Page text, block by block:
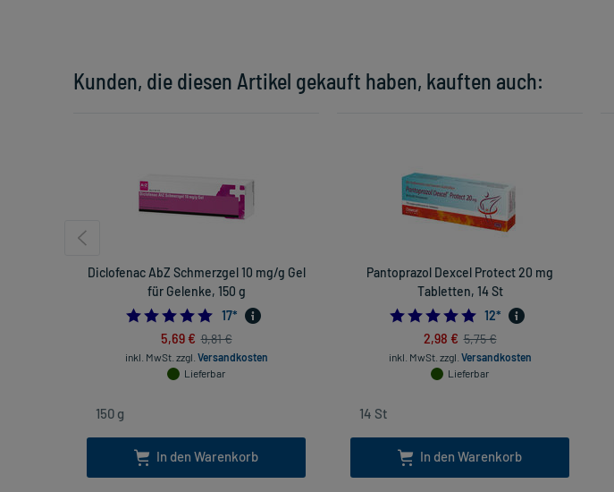
Kunden, die diesen Artikel gekauft haben, kauften auch:
Diclofenac AbZ Schmerzgel 10 mg/g Gel
für Gelenke, 150 g
4.705882352941177
17*
5,69 € 9,81 €
inkl. MwSt. zzgl. Versandkosten
Lieferbar
In den Warenkorb
Pantoprazol Dexcel Protect 20 mg
Tabletten, 14 St
4.833333333333333
12*
2,98 € 5,75 €
inkl. MwSt. zzgl. Versandkosten
Lieferbar
In den Warenkorb